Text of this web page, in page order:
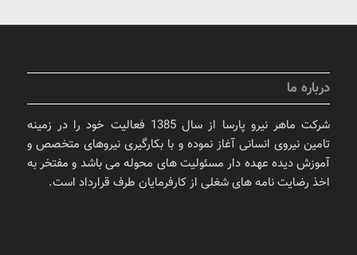
درباره ما
شرکت ماهر نیرو پارسا از سال 1385 فعالیت خود را در زمینه
تامین نیروی انسانی آغاز نموده و با بکارگیری نیروهای متخصص و
آموزش دیده عهده دار مسئولیت های محوله می باشد و مفتخر به
اخذ رضایت نامه های شغلی از کارفرمایان طرف قرارداد است.